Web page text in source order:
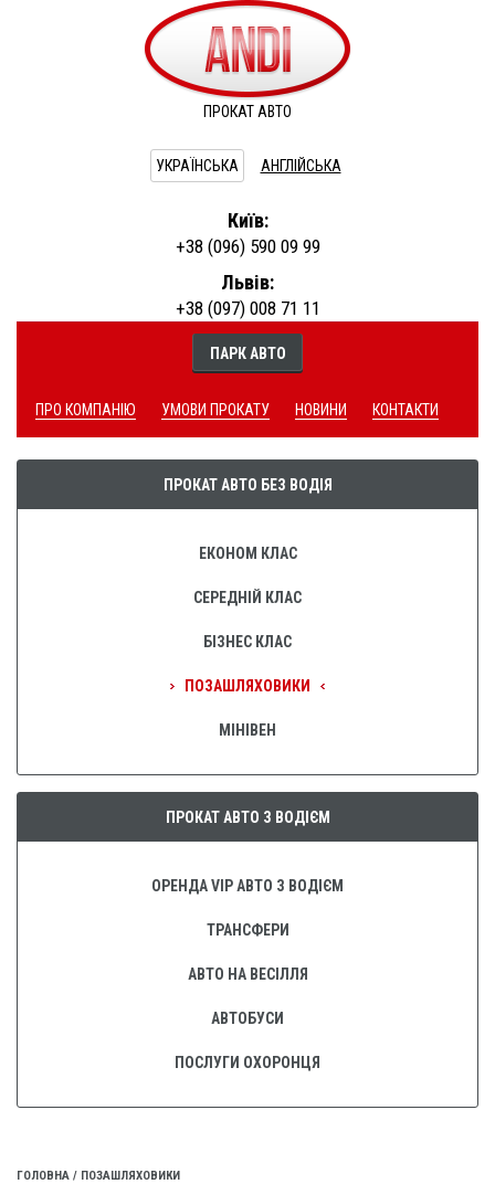
ПРОКАТ АВТО
УКРАЇНСЬКА АНГЛІЙСЬКА
Київ:
+38 (096) 590 09 99
Львів:
+38 (097) 008 71 11
ПАРК АВТО
ПРО КОМПАНІЮ УМОВИ ПРОКАТУ НОВИНИ КОНТАКТИ
ПРОКАТ АВТО БЕЗ ВОДІЯ
ЕКОНОМ КЛАС
СЕРЕДНІЙ КЛАС
БІЗНЕС КЛАС
ПОЗАШЛЯХОВИКИ
МІНІВЕН
ПРОКАТ АВТО З ВОДІЄМ
ОРЕНДА VIP АВТО З ВОДІЄМ
ТРАНСФЕРИ
АВТО НА ВЕСІЛЛЯ
АВТОБУСИ
ПОСЛУГИ ОХОРОНЦЯ
ГОЛОВНА / ПОЗАШЛЯХОВИКИ